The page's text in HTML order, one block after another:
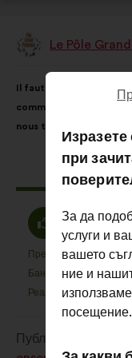
Предложение
Le Pôle
Съдържание
на
предложението:
Il faut que la
commun. Aucun
nous tous !
разпределението
е:
Съгласен
съм
:
80%
квалифицирано
в
Предпочитан
:пъти
Баналност
:пъти
Реалистичен
:пъти
Публикувано в
при
За да
услуги и
вашето
ние и
посещение.